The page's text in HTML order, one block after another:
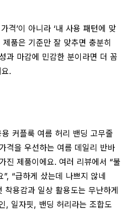
격’이 아니라 ‘내 사용 패턴에 맞
품은 기준만 잘 맞추면 충분히
과 마감에 민감한 분이라면 더 꼼
.
커플룩 여름 허리 밴딩 고무줄
격을 우선하는 여름 데일리 반바
진 제품이에요. 여러 리뷰에서 “불
“급하게 샀는데 나쁘지 않네
착용감과 일상 활용도는 무난하게
, 일자핏, 밴딩 허리라는 조합도